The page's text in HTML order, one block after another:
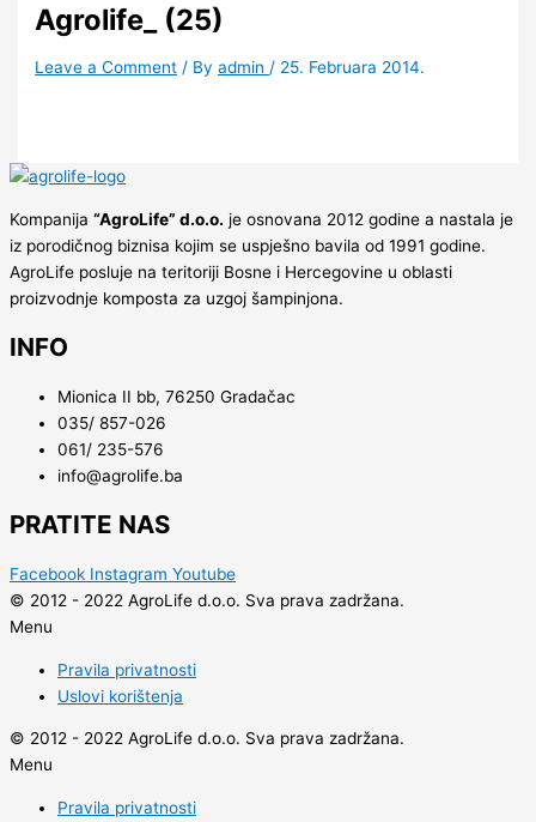
Agrolife_ (25)
Leave a Comment / Byadmin/ 25. Februara 2014.
Kompanija “AgroLife” d.o.o. je osnovana 2012 godine a nastala je
iz porodičnog biznisa kojim se uspješno bavila od 1991 godine.
AgroLife posluje na teritoriji Bosne i Hercegovine u oblasti
proizvodnje komposta za uzgoj šampinjona.
INFO
Mionica II bb, 76250 Gradačac
035/ 857-026
061/ 235-576
info@agrolife.ba
PRATITE NAS
Facebook Instagram Youtube
© 2012 - 2022 AgroLife d.o.o. Sva prava zadržana.
Menu
Pravila privatnosti
Uslovi korištenja
© 2012 - 2022 AgroLife d.o.o. Sva prava zadržana.
Menu
Pravila privatnosti